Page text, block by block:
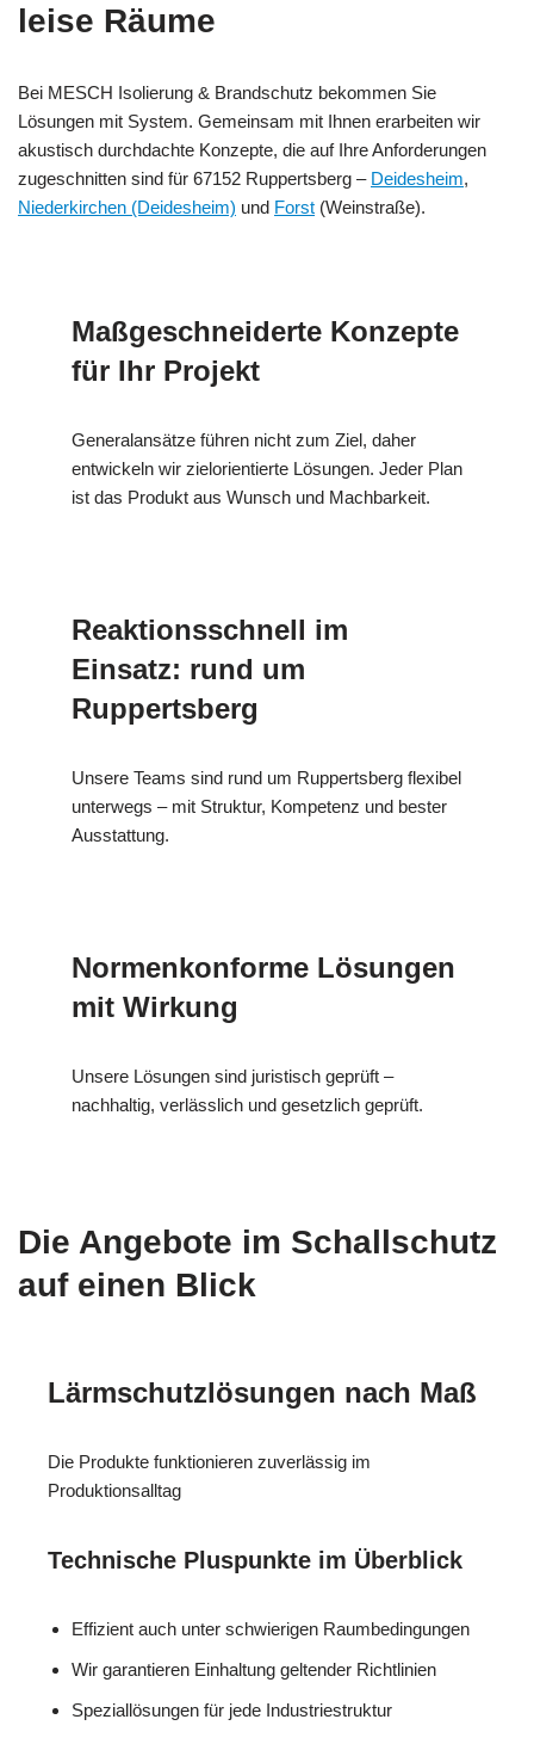
leise Räume
Bei MESCH Isolierung & Brandschutz bekommen Sie
Lösungen mit System. Gemeinsam mit Ihnen erarbeiten wir
akustisch durchdachte Konzepte, die auf Ihre Anforderungen
zugeschnitten sind für 67152 Ruppertsberg – Deidesheim,
Niederkirchen (Deidesheim) und Forst (Weinstraße).
Maßgeschneiderte Konzepte
für Ihr Projekt
Generalansätze führen nicht zum Ziel, daher
entwickeln wir zielorientierte Lösungen. Jeder Plan
ist das Produkt aus Wunsch und Machbarkeit.
Reaktionsschnell im
Einsatz: rund um
Ruppertsberg
Unsere Teams sind rund um Ruppertsberg flexibel
unterwegs – mit Struktur, Kompetenz und bester
Ausstattung.
Normenkonforme Lösungen
mit Wirkung
Unsere Lösungen sind juristisch geprüft –
nachhaltig, verlässlich und gesetzlich geprüft.
Die Angebote im Schallschutz
auf einen Blick
Lärmschutzlösungen nach Maß
Die Produkte funktionieren zuverlässig im
Produktionsalltag
Technische Pluspunkte im Überblick
Effizient auch unter schwierigen Raumbedingungen
Wir garantieren Einhaltung geltender Richtlinien
Speziallösungen für jede Industriestruktur